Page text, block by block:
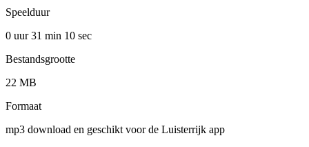
Speelduur
0 uur 31 min 10 sec
Bestandsgrootte
22 MB
Formaat
mp3 download en geschikt voor de Luisterrijk app